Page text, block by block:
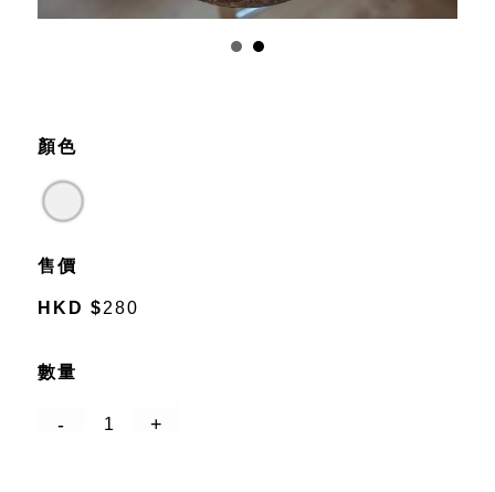
顏色
售價
HKD $280
數量